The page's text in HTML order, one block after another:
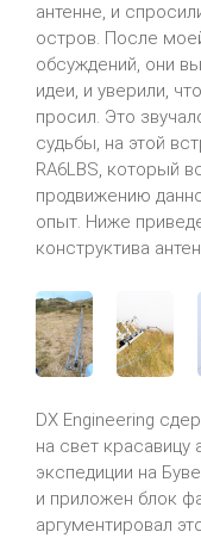
антенне, и
остров. После
обсуждений, они
идеи, и уверили,
просил. Это
судьбы, на этой
RA6LBS, который
продвижению
опыт. Ниже
конструктива
DX Engineering
на свет красавицу
экспедиции на
и приложен блок
аргументировал